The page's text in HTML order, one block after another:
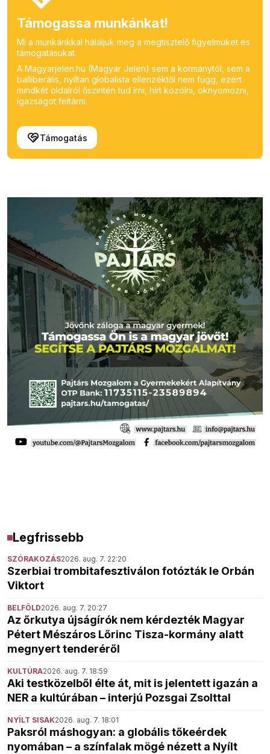
Támogassa munkánkat!
Mi a munkánkkal háláljuk meg a megtisztelő figyelmüket és
támogatásukat.
A Magyarjelen.hu (Magyar Jelen) sem a kormánytól, sem a
balliberális, nyíltan globalista ellenzéktől nem függ, ezért
mindkét oldalról őszintén tud írni, hírt közölni, oknyomozni,
igazságot feltárni.
Támogatás
Legfrissebb
SZÓRAKOZÁS2026. aug. 7. 22:20
Szerbiai trombitafesztiválon fotózták le Orbán
Viktort
BELFÖLD2026. aug. 7. 20:27
Az őrkutya újságírók nem kérdezték Magyar
Pétert Mészáros Lőrinc Tisza-kormány alatt
megnyert tenderéről
KULTÚRA2026. aug. 7. 18:59
Aki testközelből élte át, mit is jelentett igazán a
NER a kultúrában – interjú Pozsgai Zsolttal
NYÍLT SISAK2026. aug. 7. 18:01
Paksról máshogyan: a globális tőkeérdek
nyomában – a színfalak mögé nézett a Nyílt